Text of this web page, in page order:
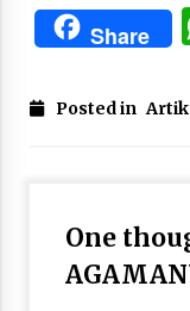
Share
Posted in
One